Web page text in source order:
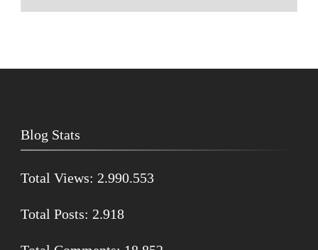
Blog Stats
Total Views: 2.990.553
Total Posts: 2.918